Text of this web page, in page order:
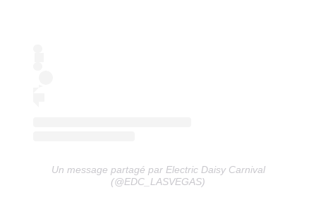
Un message partagé par Electric Daisy Carnival
(@EDC_LASVEGAS)